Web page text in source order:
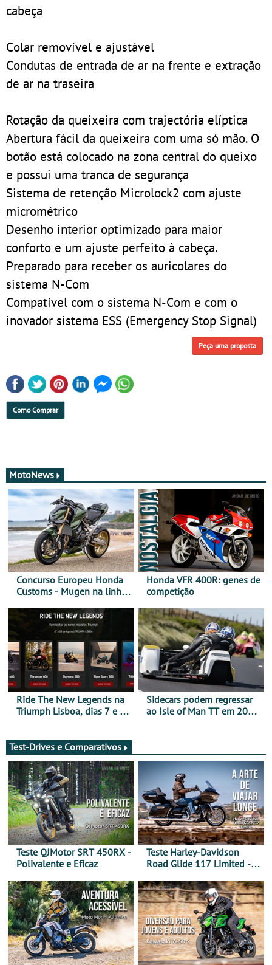
cabeça
Colar removível e ajustável
Condutas de entrada de ar na frente e extração
de ar na traseira
Rotação da queixeira com trajectória elíptica
Abertura fácil da queixeira com uma só mão. O
botão está colocado na zona central do queixo
e possui uma tranca de segurança
Sistema de retenção Microlock2 com ajuste
micrométrico
Desenho interior optimizado para maior
conforto e um ajuste perfeito à cabeça.
Preparado para receber os auricolares do
sistema N-Com
Compatível com o sistema N-Com e com o
inovador sistema ESS (Emergency Stop Signal)
Peça uma proposta
Como Comprar
MotoNews
Concurso Europeu Honda
Customs - Mugen na linha
ganhar
Honda VFR 400R: genes de
competição
Ride The New Legends na
Triumph Lisboa, dias 7 e 8
Sidecars podem regressar
ao Isle of Man TT em 2027
Test-Drives e Comparativos
Teste QJMotor SRT 450RX -
Polivalente e Eficaz
Teste Harley-Davidson
Road Glide 117 Limited - A